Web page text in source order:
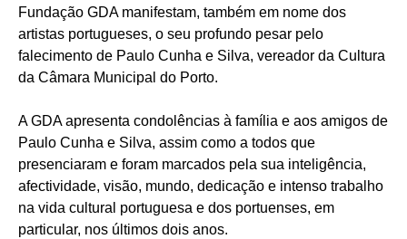
Fundação GDA manifestam, também em nome dos
artistas portugueses, o seu profundo pesar pelo
falecimento de Paulo Cunha e Silva, vereador da Cultura
da Câmara Municipal do Porto.
A GDA apresenta condolências à família e aos amigos de
Paulo Cunha e Silva, assim como a todos que
presenciaram e foram marcados pela sua inteligência,
afectividade, visão, mundo, dedicação e intenso trabalho
na vida cultural portuguesa e dos portuenses, em
particular, nos últimos dois anos.